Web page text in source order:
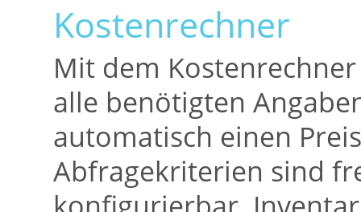
Kostenrechner
Mit dem
alle benötigten
automatisch einen
Abfragekriterien sind